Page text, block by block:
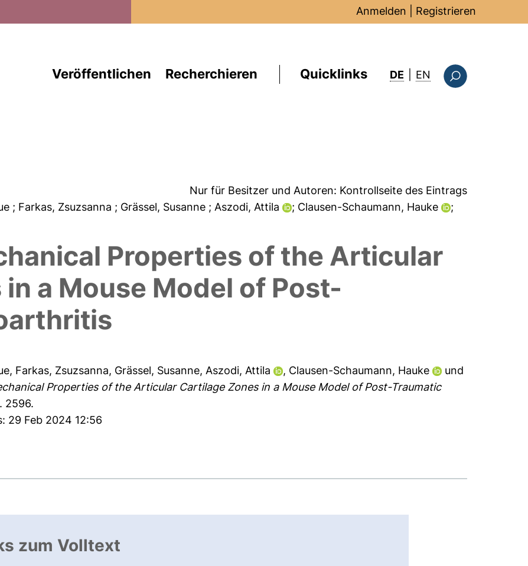
Anmelden Registrieren
Veröffentlichen Recherchieren Quicklinks DE EN : this page in
Nur für Besitzer und Autoren: Kontrollseite des Eintrags
; Farkas, Zsuzsanna ; Grässel, Susanne ; Aszodi, Attila ; Clausen-Schaumann, Hauke
;
Properties of the Articular
a Mouse Model of Post-
, Farkas, Zsuzsanna, Grässel, Susanne,Aszodi, Attila , Clausen-Schaumann, Hauke
und
Properties of the Articular Cartilage Zones in a Mouse Model of Post-Traumatic
2596.
29 Feb 2024 12:56
zum Volltext